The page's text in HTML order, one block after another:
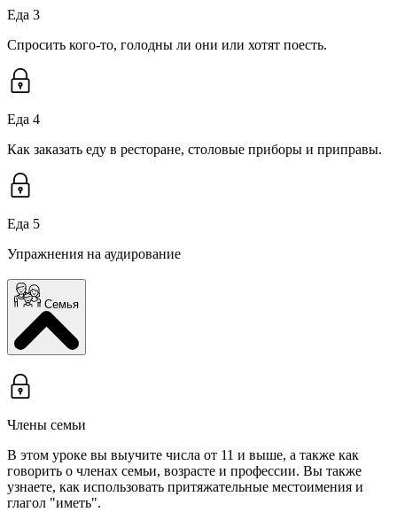
Еда 3
Спросить кого-то, голодны ли они или хотят поесть.
Еда 4
Как заказать еду в ресторане, столовые приборы и приправы.
Еда 5
Упражнения на аудирование
Семья
Члены семьи
В этом уроке вы выучите числа от 11 и выше, а также как
говорить о членах семьи, возрасте и профессии. Вы также
узнаете, как использовать притяжательные местоимения и
глагол "иметь".